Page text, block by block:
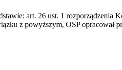
art. 26 ust. 1 rozporządzenia
z powyższym, OSP opracował